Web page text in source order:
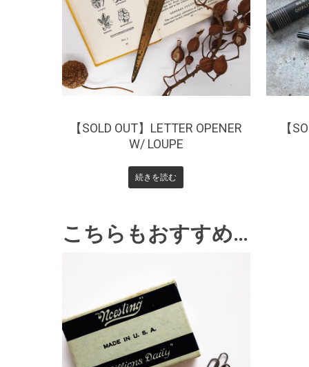
【SOLD OUT】LETTER OPENER
W/ LOUPE
続きを読む
【
こちらもおすすめ…
¥1,650